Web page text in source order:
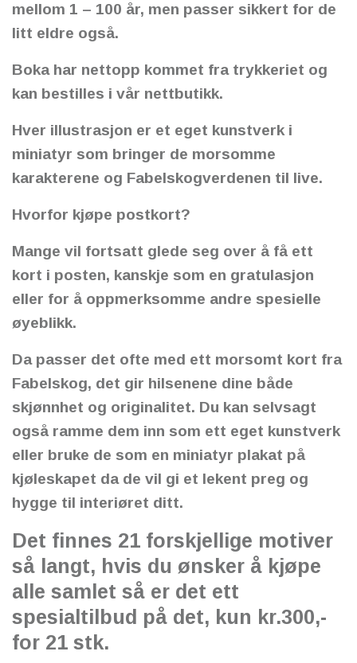
mellom 1 – 100 år, men passer sikkert for de
litt eldre også.
Boka har nettopp kommet fra trykkeriet og
kan bestilles i vår nettbutikk.
Hver illustrasjon er et eget kunstverk i
miniatyr som bringer de morsomme
karakterene og Fabelskogverdenen til live.
Hvorfor kjøpe postkort?
Mange vil fortsatt glede seg over å få ett
kort i posten, kanskje som en gratulasjon
eller for å oppmerksomme andre spesielle
øyeblikk.
Da passer det ofte med ett morsomt kort fra
Fabelskog, det gir hilsenene dine både
skjønnhet og originalitet. Du kan selvsagt
også ramme dem inn som ett eget kunstverk
eller bruke de som en miniatyr plakat på
kjøleskapet da de vil gi et lekent preg og
hygge til interiøret ditt.
Det finnes 21 forskjellige motiver
så langt, hvis du ønsker å kjøpe
alle samlet så er det ett
spesialtilbud på det, kun kr.300,-
for 21 stk.